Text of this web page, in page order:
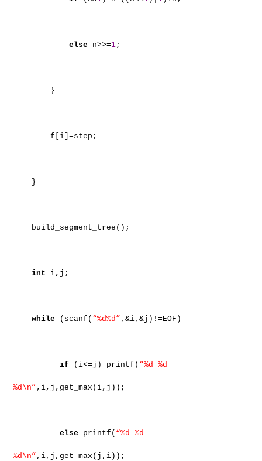
else n>>=1;
}
f[i]=step;
}
build_segment_tree();
int i,j;
while (scanf( “%d%d” ,&i,&j)!=EOF)
if (i<=j) printf( “%d %d
%d\n” ,i,j,get_max(i,j));
else printf( “%d %d
%d\n” ,i,j,get_max(j,i));